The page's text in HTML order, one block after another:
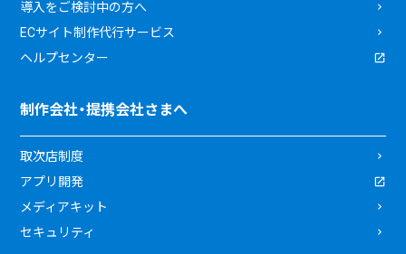
導入をご検討中の方へ
ECサイト制作代行サービス
ヘルプセンター
制作会社・提携会社さまへ
取次店制度
アプリ開発
メディアキット
セキュリティ